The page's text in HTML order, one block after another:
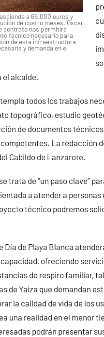
a 65.000 euros y
de cuatro meses. Óscar
contrato nos permitirá
técnico necesario para
de esta infraestructura
y demanda en el
el alcalde.
todos los trabajos
topográfico, estudio
de documentos
La redacción
Cabildo de Lanzarote.
trata de “un paso clave”
a atender a personas
técnico podremos
Día de Playa Blanca
ofreciendo
de respiro familiar,
de Yaiza que demandan
la calidad de vida de los
una realidad en el menor
podrán presentar